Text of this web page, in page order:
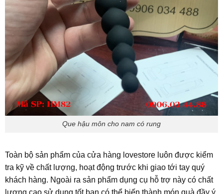
Que hậu môn cho nam có rung
Toàn bộ sản phẩm của cửa hàng lovestore luôn được kiểm
tra kỹ về chất lượng, hoạt động trước khi giao tới tay quý
khách hàng. Ngoài ra sản phẩm dụng cụ hỗ trợ này có chất
lượng cao sử dụng tốt bạn có thể biến thành món quà đầy ý